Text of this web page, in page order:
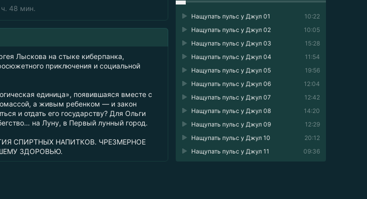
48 мин.
10:22
Нащупать пульс у Джул 01
10:05
Нащупать пульс у Джул 02
15:28
Нащупать пульс у Джул 03
11:54
Нащупать пульс у Джул 04
19:56
Нащупать пульс у Джул 05
12:04
Нащупать пульс у Джул 06
12:42
Нащупать пульс у Джул 07
14:20
Нащупать пульс у Джул 08
12:29
Нащупать пульс у Джул 09
20:12
Нащупать пульс у Джул 10
09:36
Нащупать пульс у Джул 11
Лыскова на стыке киберпанка,
приключения и социальной
единица», появившаяся вместе с
а живым ребенком — и закон
и отдать его государству? Для Ольги
на Луну, в Первый лунный город.
СПИРТНЫХ НАПИТКОВ. ЧРЕЗМЕРНОЕ
ЗДОРОВЬЮ.